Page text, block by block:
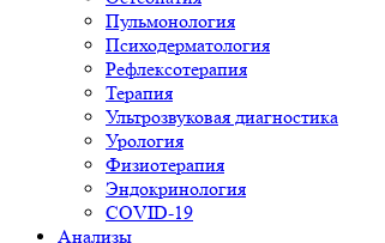
Пульмонология
Психодерматология
Рефлексотерапия
Терапия
Ультрозвуковая диагностика
Урология
Физиотерапия
Эндокринология
COVID-19
Анализы